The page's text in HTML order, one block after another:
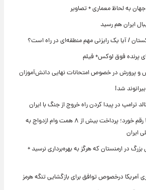
به لحاظ معماری + تصاویر
ایران هم رسید
/ آیا یک رایزنی مهم منطقه‌ای در راه است؟
پرنده فوق لوکس+ فیلم
و پرورش در خصوص امتحانات نهایی دانش‌آموزان
شد!
ترامپ در پیدا کردن راه خروج از جنگ با ایران
در چهار ماه نخست ۱۴۰۵ رقم خورد؛ پرداخت بیش از ۸ همت وام ازدواج به
ایران
در ارمنستان که هرگز به بهره‌برداری نرسید +
آمریکا درخصوص توافق برای بازگشایی تنگه هرمز